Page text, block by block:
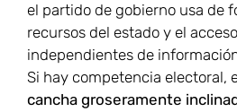
el partido de gobierno usa de
recursos del estado y el
independientes de
Si hay competencia electoral,
cancha groseramente